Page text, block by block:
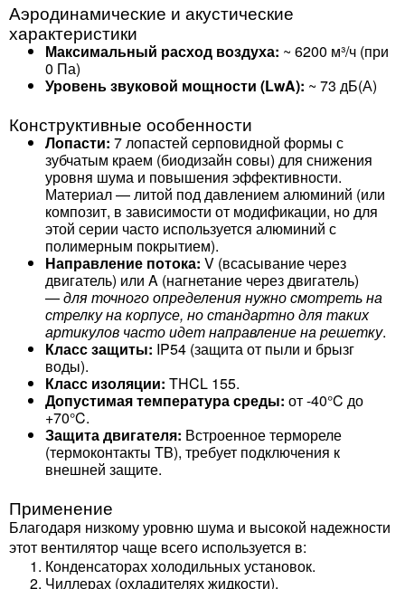
Аэродинамические и акустические
характеристики
Максимальный расход воздуха: ~ 6200 м³/ч (при
0 Па)
Уровень звуковой мощности (LwA): ~ 73 дБ(А)
Конструктивные особенности
Лопасти: 7 лопастей серповидной формы с
зубчатым краем (биодизайн совы) для снижения
уровня шума и повышения эффективности.
Материал — литой под давлением алюминий (или
композит, в зависимости от модификации, но для
этой серии часто используется алюминий с
полимерным покрытием).
Направление потока: V (всасывание через
двигатель) или A (нагнетание через двигатель)
—для точного определения нужно смотреть на
стрелку на корпусе, но стандартно для таких
артикулов часто идет направление на решетку.
Класс защиты: IP54 (защита от пыли и брызг
воды).
Класс изоляции: THCL 155.
Допустимая температура среды: от -40°C до
+70°C.
Защита двигателя: Встроенное термореле
(термоконтакты TB), требует подключения к
внешней защите.
Применение
Благодаря низкому уровню шума и высокой надежности
этот вентилятор чаще всего используется в:
Конденсаторах холодильных установок.
Чиллерах (охладителях жидкости).